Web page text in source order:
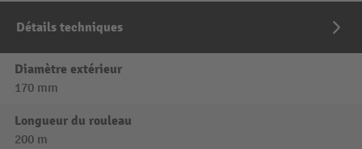
Détails techniques
Diamètre extérieur
170 mm
Longueur du rouleau
200 m